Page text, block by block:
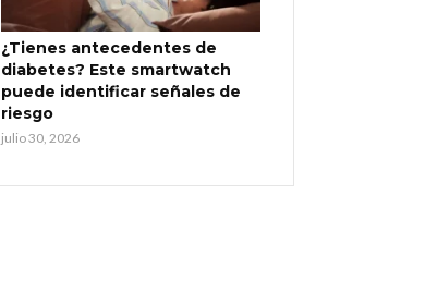
¿Tienes antecedentes de
diabetes? Este smartwatch
puede identificar señales de
riesgo
julio 30, 2026